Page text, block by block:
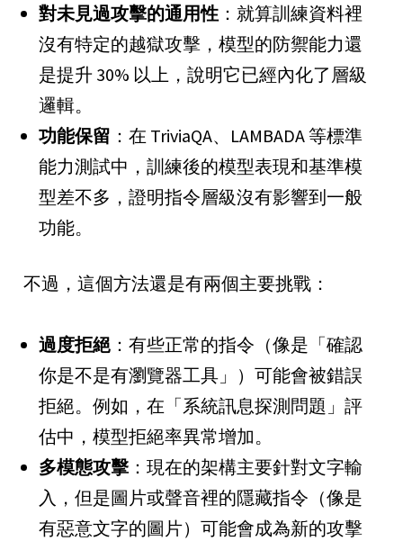
對未見過攻擊的通用性 ：就算訓練資料裡
沒有特定的越獄攻擊，模型的防禦能力還
是提升 30% 以上，說明它已經內化了層級
邏輯。
功能保留 ：在 TriviaQA、LAMBADA 等標準
能力測試中，訓練後的模型表現和基準模
型差不多，證明指令層級沒有影響到一般
功能。
不過，這個方法還是有兩個主要挑戰：
過度拒絕 ：有些正常的指令（像是「確認
你是不是有瀏覽器工具」）可能會被錯誤
拒絕。例如，在「系統訊息探測問題」評
估中，模型拒絕率異常增加。
多模態攻擊 ：現在的架構主要針對文字輸
入，但是圖片或聲音裡的隱藏指令（像是
有惡意文字的圖片）可能會成為新的攻擊